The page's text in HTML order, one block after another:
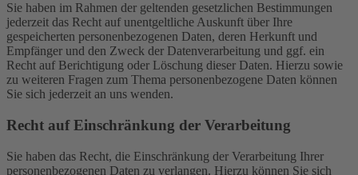
Sie haben im Rahmen der geltenden gesetzlichen Bestimmungen
jederzeit das Recht auf unentgeltliche Auskunft über Ihre
gespeicherten personenbezogenen Daten, deren Herkunft und
Empfänger und den Zweck der Datenverarbeitung und ggf. ein
Recht auf Berichtigung oder Löschung dieser Daten. Hierzu sowie
zu weiteren Fragen zum Thema personenbezogene Daten können
Sie sich jederzeit an uns wenden.
Recht auf Einschränkung der Verarbeitung
Sie haben das Recht, die Einschränkung der Verarbeitung Ihrer
personenbezogenen Daten zu verlangen. Hierzu können Sie sich